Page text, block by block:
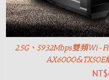
2.5G、5932Mbps雙頻Wi-
AX6000&TX50E
NT$